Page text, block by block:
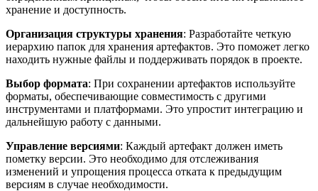
хранение и доступность.
Организация структуры хранения: Разработайте четкую
иерархию папок для хранения артефактов. Это поможет легко
находить нужные файлы и поддерживать порядок в проекте.
Выбор формата: При сохранении артефактов используйте
форматы, обеспечивающие совместимость с другими
инструментами и платформами. Это упростит интеграцию и
дальнейшую работу с данными.
Управление версиями: Каждый артефакт должен иметь
пометку версии. Это необходимо для отслеживания
изменений и упрощения процесса отката к предыдущим
версиям в случае необходимости.